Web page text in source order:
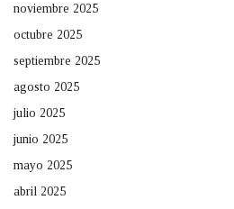
noviembre 2025
octubre 2025
septiembre 2025
agosto 2025
julio 2025
junio 2025
mayo 2025
abril 2025